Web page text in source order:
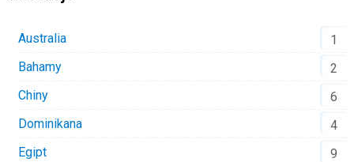
Australia
1
Bahamy
2
Chiny
6
Dominikana
4
Egipt
9